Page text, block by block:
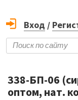
Вход /
338-БП-06
оптом, нат.